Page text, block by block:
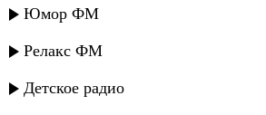
Юмор ФМ
Релакс ФМ
Детское радио
Илья Ханукаев - Казачка (remix)
Илья Ханукаев - Воды арыка